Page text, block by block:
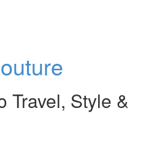
Travel, Style &